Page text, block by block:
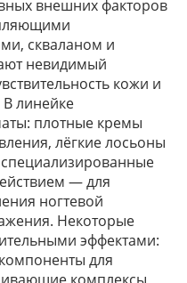
внешних факторов
скваланом и
невидимый
кожи и
В линейке
плотные кремы
лёгкие лосьоны
специализированные
— для
ногтевой
Некоторые
эффектами:
для